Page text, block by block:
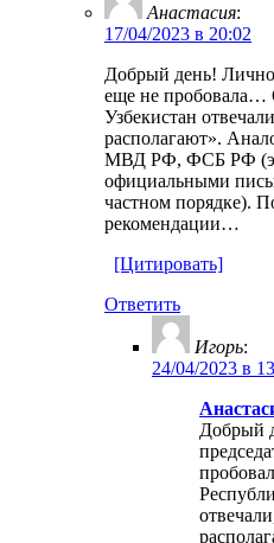
Анастасия:
17/04/2023 в 20:02
Добрый день!
еще не
Узбекистан
располагают».
МВД РФ, ФСБ РФ
официальными
частном порядке).
рекомендации…
[Цитировать]
Ответить
Игорь:
24/04/2023 в
Добрый